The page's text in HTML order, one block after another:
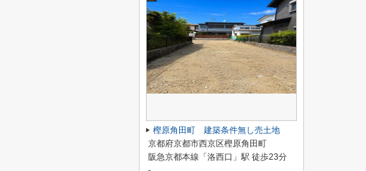
樫原角田町 建築条件無し売土地
京都府京都市西京区樫原角田町
阪急京都本線「洛西口」駅 徒歩23分